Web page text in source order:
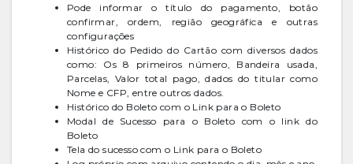
Pode informar o título do pagamento, botão
confirmar, ordem, região geográfica e outras
configurações
Histórico do Pedido do Cartão com diversos dados
como: Os 8 primeiros número, Bandeira usada,
Parcelas, Valor total pago, dados do titular como
Nome e CFP, entre outros dados.
Histórico do Boleto com o Link para o Boleto
Modal de Sucesso para o Boleto com o link do
Boleto
Tela do sucesso com o Link para o Boleto